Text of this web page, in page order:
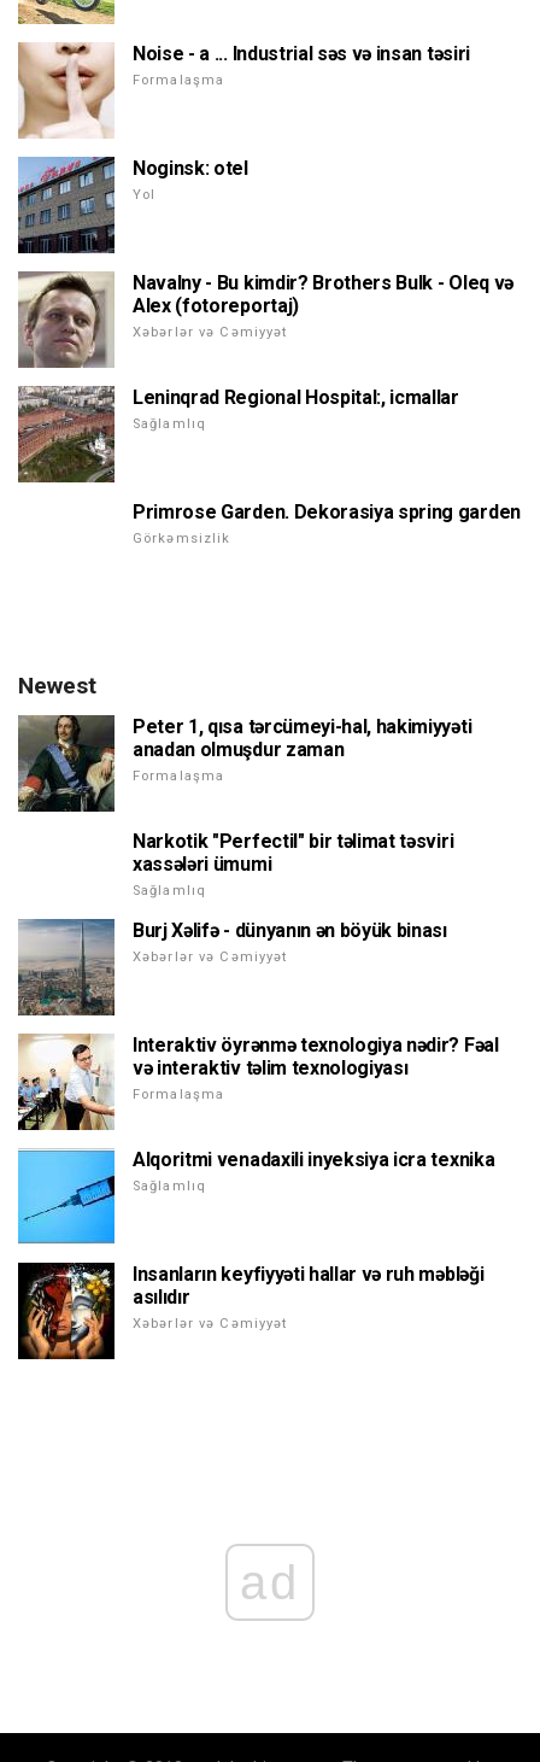
Noise - a ... Industrial səs və insan təsiri
Formalaşma
Noginsk: otel
Yol
Navalny - Bu kimdir? Brothers Bulk - Oleq və
Alex (fotoreportaj)
Xəbərlər və Cəmiyyət
Leninqrad Regional Hospital:, icmallar
Sağlamlıq
Primrose Garden. Dekorasiya spring garden
Görkəmsizlik
Newest
Peter 1, qısa tərcümeyi-hal, hakimiyyəti
anadan olmuşdur zaman
Formalaşma
Narkotik "Perfectil" bir təlimat təsviri
xassələri ümumi
Sağlamlıq
Burj Xəlifə - dünyanın ən böyük binası
Xəbərlər və Cəmiyyət
Interaktiv öyrənmə texnologiya nədir? Fəal
və interaktiv təlim texnologiyası
Formalaşma
Alqoritmi venadaxili inyeksiya icra texnika
Sağlamlıq
Insanların keyfiyyəti hallar və ruh məbləği
asılıdır
Xəbərlər və Cəmiyyət
ad